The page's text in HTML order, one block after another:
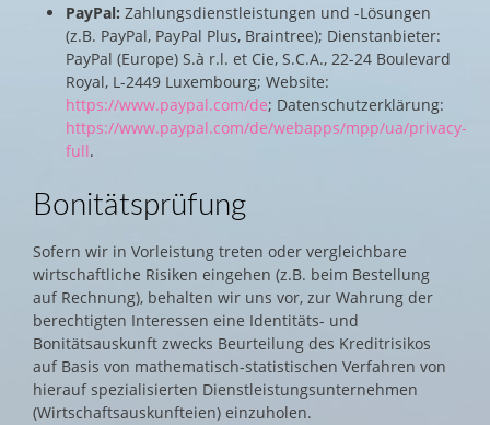
PayPal: Zahlungsdienstleistungen und -Lösungen
(z.B. PayPal, PayPal Plus, Braintree); Dienstanbieter:
PayPal (Europe) S.à r.l. et Cie, S.C.A., 22-24 Boulevard
Royal, L-2449 Luxembourg; Website:
https://www.paypal.com/de; Datenschutzerklärung:
https://www.paypal.com/de/webapps/mpp/ua/privacy-
full.
Bonitätsprüfung
Sofern wir in Vorleistung treten oder vergleichbare
wirtschaftliche Risiken eingehen (z.B. beim Bestellung
auf Rechnung), behalten wir uns vor, zur Wahrung der
berechtigten Interessen eine Identitäts- und
Bonitätsauskunft zwecks Beurteilung des Kreditrisikos
auf Basis von mathematisch-statistischen Verfahren von
hierauf spezialisierten Dienstleistungsunternehmen
(Wirtschaftsauskunfteien) einzuholen.